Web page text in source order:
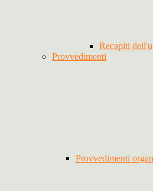
Recapiti
Provvedimenti
Provvedimenti